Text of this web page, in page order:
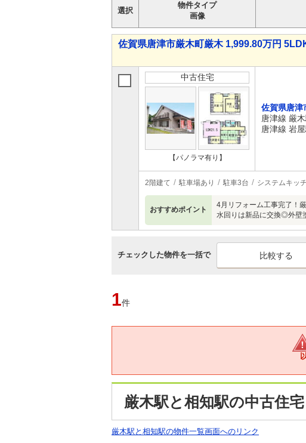
選択
物件タイプ
画像
佐賀県唐津市厳木町厳木 1,999.80万円
中古住宅
【パノラマ有り】
佐賀県唐津
唐津線 厳
唐津線 岩
2階建て 駐車場あり 駐車3台 システムキッ
おすすめポイント
4月リフォーム工事完了！
水回りは新品に交換◎外壁
チェックした物件を一括で
1件
厳木駅と相知駅の中古住
厳木駅と相知駅の物件一覧画面へのリンク